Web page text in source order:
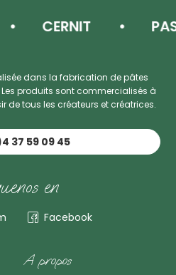
CERNIT
dans la fabrication de pâtes
Les produits sont commercialisés à
de tous les créateurs et créatrices.
37 59 09 45
en
Facebook
A propos